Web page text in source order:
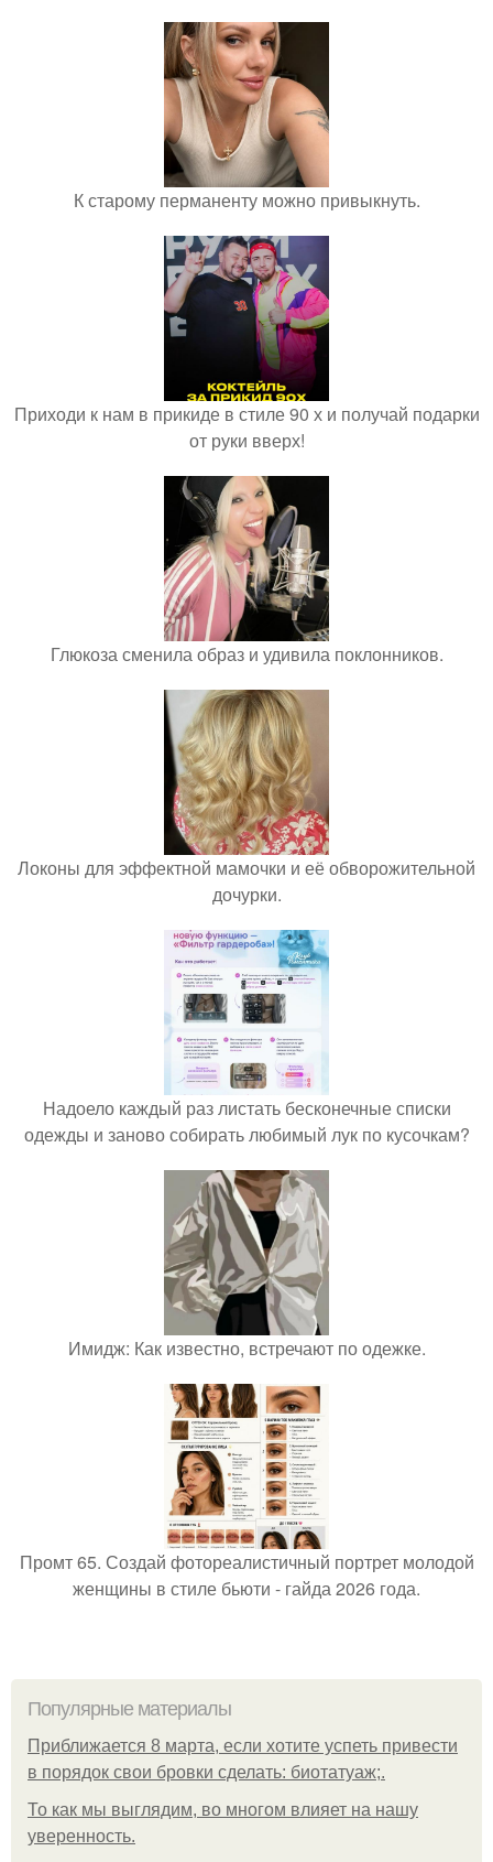
К старому перманенту можно привыкнуть.
Приходи к нам в прикиде в стиле 90 х и получай подарки
от руки вверх!
Глюкоза сменила образ и удивила поклонников.
Локоны для эффектной мамочки и её обворожительной
дочурки.
Надоело каждый раз листать бесконечные списки
одежды и заново собирать любимый лук по кусочкам?
Имидж: Как известно, встречают по одежке.
Промт 65. Создай фотореалистичный портрет молодой
женщины в стиле бьюти - гайда 2026 года.
Популярные материалы
Приближается 8 марта, если хотите успеть привести
в порядок свои бровки сделать: биотатуаж;.
То как мы выглядим, во многом влияет на нашу
уверенность.